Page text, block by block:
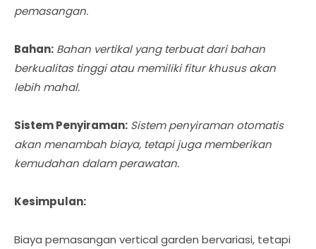
pemasangan.
Bahan: Bahan vertikal yang terbuat dari bahan
berkualitas tinggi atau memiliki fitur khusus akan
lebih mahal.
Sistem Penyiraman: Sistem penyiraman otomatis
akan menambah biaya, tetapi juga memberikan
kemudahan dalam perawatan.
Kesimpulan:
Biaya pemasangan vertical garden bervariasi, tetapi